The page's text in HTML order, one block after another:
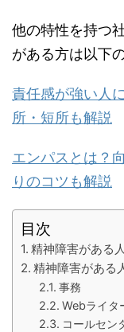
他の特性を持つ
がある方は以下
責任感が強い人
所・短所も解説
エンパスとは？
りのコツも解説
目次
精神障害がある
精神障害がある
事務
Webライタ
コールセン